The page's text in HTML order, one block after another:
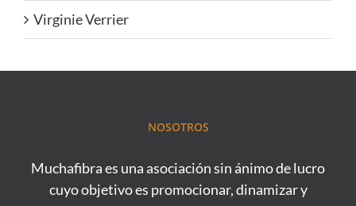
Virginie Verrier
NOSOTROS
Muchafibra es una asociación sin ánimo de lucro
cuyo objetivo es promocionar, dinamizar y